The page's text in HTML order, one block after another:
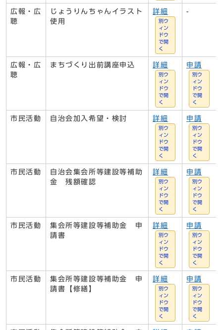
広報・広
聴
じょうりんちゃんイラスト
使用
詳細
別ウ
ィン
ドウ
で開
く
-
広報・広
聴
まちづくり出前講座申込 詳細
別ウ
ィン
ドウ
で開
く
申請
別ウ
ィン
ドウ
で開
く
市民活動 自治会加入希望・検討 詳細
別ウ
ィン
ドウ
で開
く
申請
別ウ
ィン
ドウ
で開
く
市民活動
自治会集会所等建設等補助
金 残額確認
詳細
別ウ
ィン
ドウ
で開
く
申請
別ウ
ィン
ドウ
で開
く
市民活動
集会所等建設等補助金 申
請書
詳細
別ウ
ィン
ドウ
で開
く
申請
別ウ
ィン
ドウ
で開
く
市民活動
集会所等建設等補助金 申
請書【修繕】
詳細
別ウ
ィン
ドウ
で開
く
申請
別ウ
ィン
ドウ
で開
く